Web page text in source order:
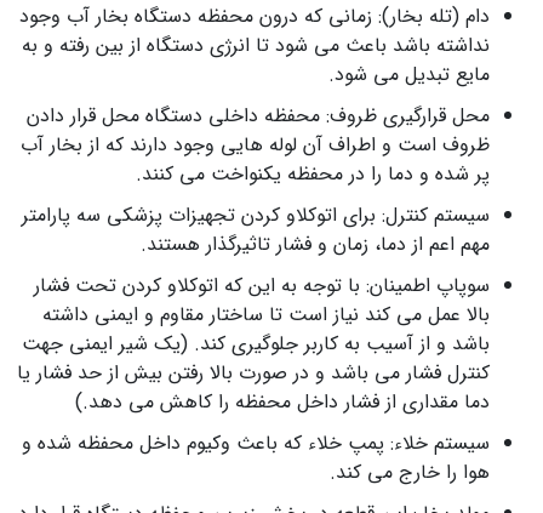
دام (تله بخار): زمانی که درون محفظه دستگاه بخار آب وجود
نداشته باشد باعث می شود تا انرژی دستگاه از بین رفته و به
مایع تبدیل می شود.
محل قرارگیری ظروف: محفظه داخلی دستگاه محل قرار دادن
ظروف است و اطراف آن لوله هایی وجود دارند که از بخار آب
پر شده و دما را در محفظه یکنواخت می کنند.
سیستم کنترل: برای اتوکلاو کردن تجهیزات پزشکی سه پارامتر
مهم اعم از دما، زمان و فشار تاثیرگذار هستند.
سوپاپ اطمینان: با توجه به این که اتوکلاو کردن تحت فشار
بالا عمل می کند نیاز است تا ساختار مقاوم و ایمنی داشته
باشد و از آسیب به کاربر جلوگیری کند. (یک شیر ایمنی جهت
کنترل فشار می باشد و در صورت بالا رفتن بیش از حد فشار یا
دما مقداری از فشار داخل محفظه را کاهش می دهد.)
سیستم خلاء: پمپ خلاء که باعث وکیوم داخل محفظه شده و
هوا را خارج می کند.